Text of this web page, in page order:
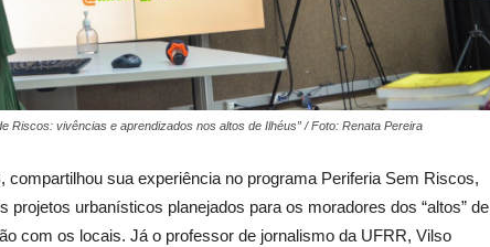
Riscos: vivências e aprendizados nos altos de Ilhéus” / Foto: Renata Pereira
compartilhou sua experiência no programa Periferia Sem Riscos,
projetos urbanísticos planejados para os moradores dos “altos” de
com os locais. Já o professor de jornalismo da UFRR, Vilso